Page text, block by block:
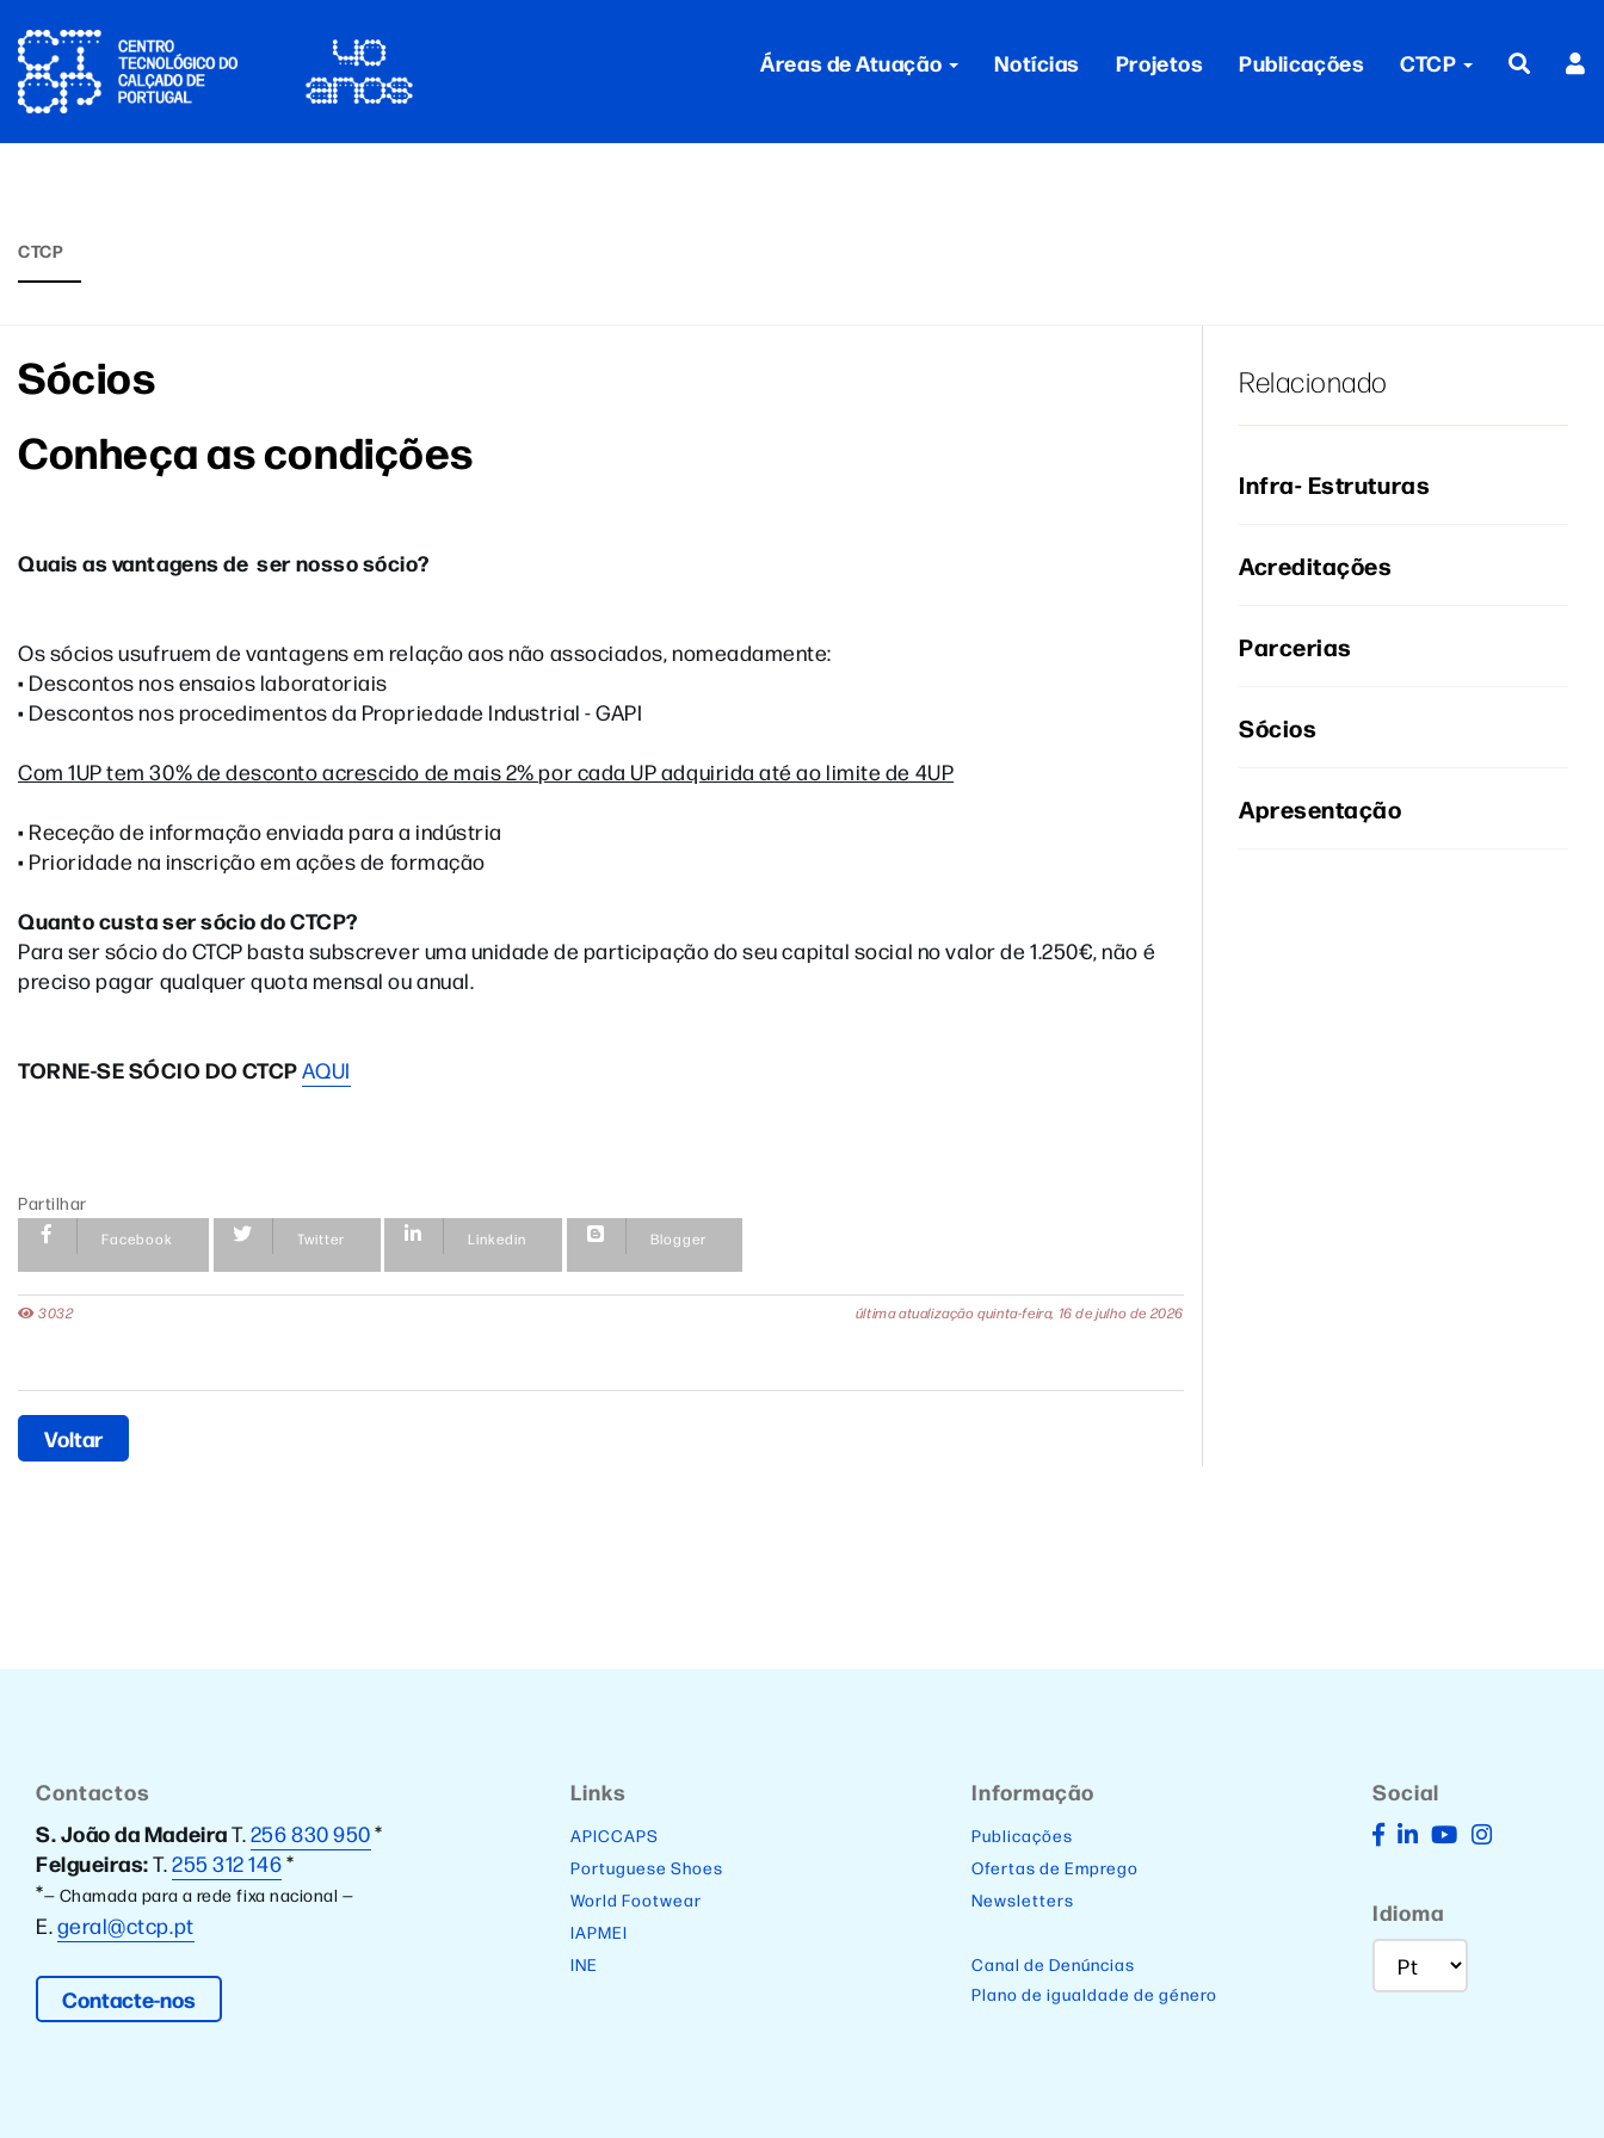
Áreas de Atuação Notícias Projetos Publicações CTCP
CTCP
Sócios
Conheça as condições
Quais as vantagens de ser nosso sócio?
Os sócios usufruem de vantagens em relação aos não associados, nomeadamente:
• Descontos nos ensaios laboratoriais
• Descontos nos procedimentos da Propriedade Industrial - GAPI
Com 1UP tem 30% de desconto acrescido de mais 2% por cada UP adquirida até ao limite de 4UP
• Receção de informação enviada para a indústria
• Prioridade na inscrição em ações de formação
Quanto custa ser sócio do CTCP?
Para ser sócio do CTCP basta subscrever uma unidade de participação do seu capital social no valor de 1.250€, não é
preciso pagar qualquer quota mensal ou anual.
TORNE-SE SÓCIO DO CTCPAQUI
Partilhar
Facebook Twitter Linkedin Blogger
3032 última atualizaçãoquinta-feira, 16 de julho de 2026
Voltar
Relacionado
Infra- Estruturas
Acreditações
Parcerias
Sócios
Apresentação
Contactos
S. João da MadeiraT.256 830 950*
Felgueiras:T.255 312 146*
*— Chamada para a rede fixa nacional —
E.geral@ctcp.pt
Contacte-nos
Links
APICCAPS
Portuguese Shoes
World Footwear
IAPMEI
INE
Informação
Publicações
Ofertas de Emprego
Newsletters
Canal de Denúncias
Plano de igualdade de género
Social
Idioma